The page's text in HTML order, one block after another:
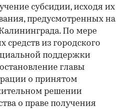
субсидии, исходя их
предусмотренных на
По мере
из городского
поддержки
главы
о принятом
решении
о праве получения